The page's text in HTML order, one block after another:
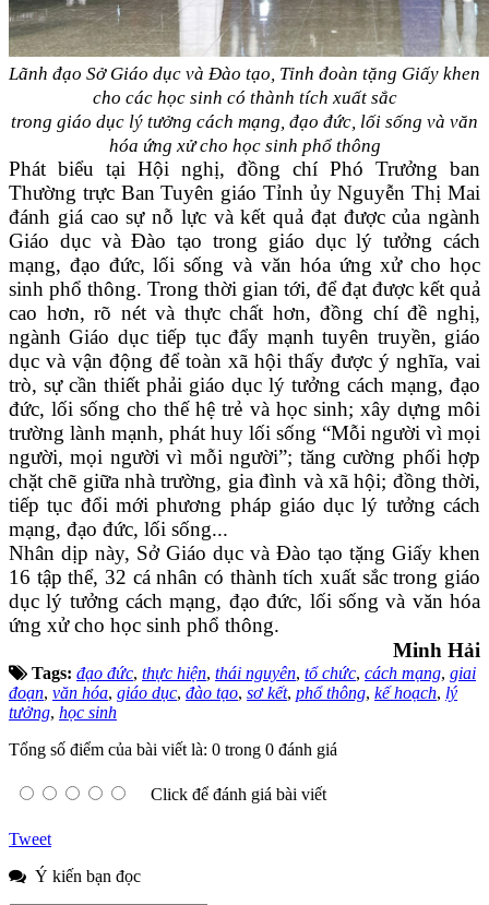
Lãnh đạo Sở Giáo dục và Đào tạo, Tỉnh đoàn tặng Giấy khen
cho các học sinh có thành tích xuất sắc
trong giáo dục lý tưởng cách mạng, đạo đức, lối sống và văn
hóa ứng xử cho học sinh phổ thông
Phát biểu tại Hội nghị, đồng chí Phó Trưởng ban
Thường trực Ban Tuyên giáo Tỉnh ủy Nguyễn Thị Mai
đánh giá cao sự nỗ lực và kết quả đạt được của ngành
Giáo dục vàĐào tạo trong giáo dục lý tưởng cách
mạng, đạo đức, lối sống và văn hóa ứng xử cho học
sinh phổ thông. Trong thời gian tới, để đạt được kết quả
cao hơn, rõ nét và thực chất hơn, đồng chíđề nghị,
ngành Giáo dục tiếp tục đẩy mạnh tuyên truyền, giáo
dục và vận động để toàn xã hội thấy được ý nghĩa, vai
trò, sự cần thiết phải giáo dục lý tưởng cách mạng, đạo
đức, lối sống cho thế hệ trẻ và học sinh; xây dựng môi
trường lành mạnh, phát huy lối sống “Mỗi người vì mọi
người, mọi người vì mỗi người”; tăng cường phối hợp
chặt chẽ giữa nhà trường, gia đình và xã hội; đồng thời,
tiếp tục đổi mới phương pháp giáo dục lý tưởng cách
mạng, đạo đức, lối sống...
Nhân dịp này, Sở Giáo dục và Đào tạo tặng Giấy khen
16 tập thể, 32 cá nhân có thành tích xuất sắc trong giáo
dục lý tưởng cách mạng, đạo đức, lối sống và văn hóa
ứng xửcho học sinh phổ thông.
Minh Hải
Tags: đạo đức, thực hiện, thái nguyên, tổ chức, cách mạng, giai
đoạn, văn hóa, giáo dục, đào tạo, sơ kết, phổ thông, kế hoạch, lý
tưởng, học sinh
Tổng số điểm của bài viết là: 0 trong 0 đánh giá
Click để đánh giá bài viết
Tweet
Ý kiến bạn đọc